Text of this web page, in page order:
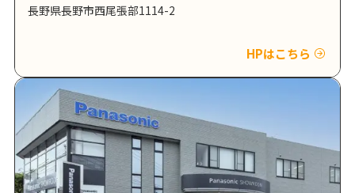
長野県長野市西尾張部1114-2
HPはこちら